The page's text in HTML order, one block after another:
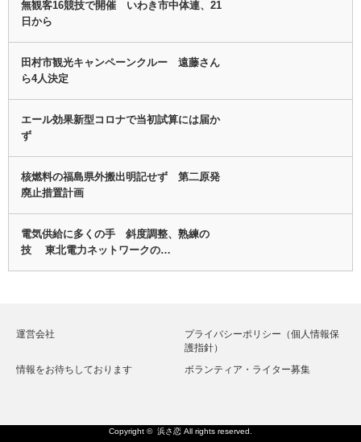
無観客16競技で開催 いわき市中体連、21
日から
田村市観光キャンペーンクルー 遠藤さん
ら4人決定
エール効果新型コロナで当初試算には届か
ず
核燃料の福島県外搬出明記せず 第二原発
廃止措置計画
電気供給に多くの手 斜度調整、熟練の
技 東北電力ネットワークの…
運営会社
プライバシーポリシー（個人情報保
護指針）
情報をお待ちしております
ボランティア・ライター募集
Copyright © 浜さ恋 All rights reserved.